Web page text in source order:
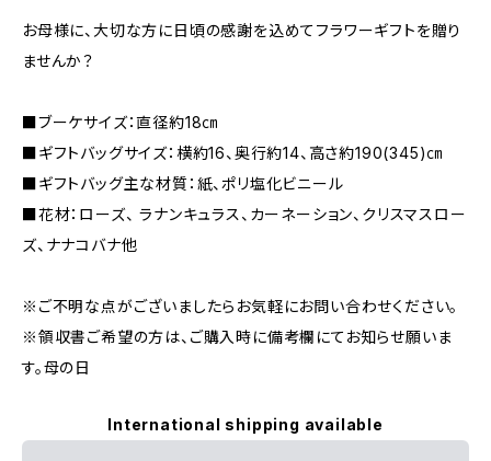
お母様に、大切な方に日頃の感謝を込めてフラワーギフトを贈り
ませんか？
■ブーケサイズ：直径約18㎝
■ギフトバッグサイズ：横約16、奥行約14、高さ約190(345)㎝
■ギフトバッグ主な材質：紙、ポリ塩化ビニール
■花材：ローズ、 ラナンキュラス、カーネーション、クリスマスロー
ズ、ナナコバナ他
※ご不明な点がございましたらお気軽にお問い合わせください。
※領収書ご希望の方は、ご購入時に備考欄にてお知らせ願いま
す。母の日
International shipping available